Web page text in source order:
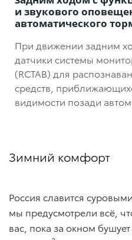
и звукового
автоматического
При движении задним
датчики системы
(RCTAB) для
средств,
видимости позади
Зимний комфорт
Россия славится
мы предусмотрели всё,
вас, пока за окном